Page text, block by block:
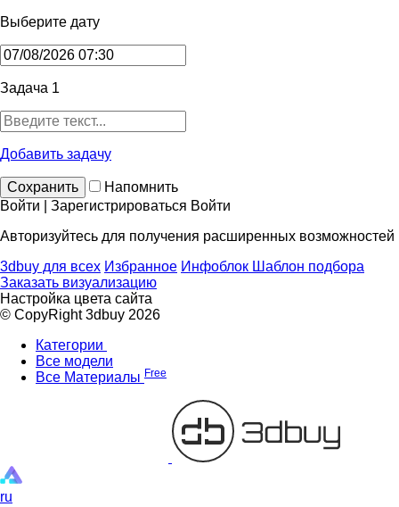
Выберите дату
Задача 1
Добавить задачу
Сохранить
Напомнить
Войти | Зарегистрироваться Войти
Авторизуйтесь для получения расширенных возможностей
3dbuy для всех Избранное Инфоблок Шаблон подбора
Заказать визуализацию
Настройка цвета сайта
© CopyRight 3dbuy 2026
Категории
Все модели
Все Материалы Free
ru